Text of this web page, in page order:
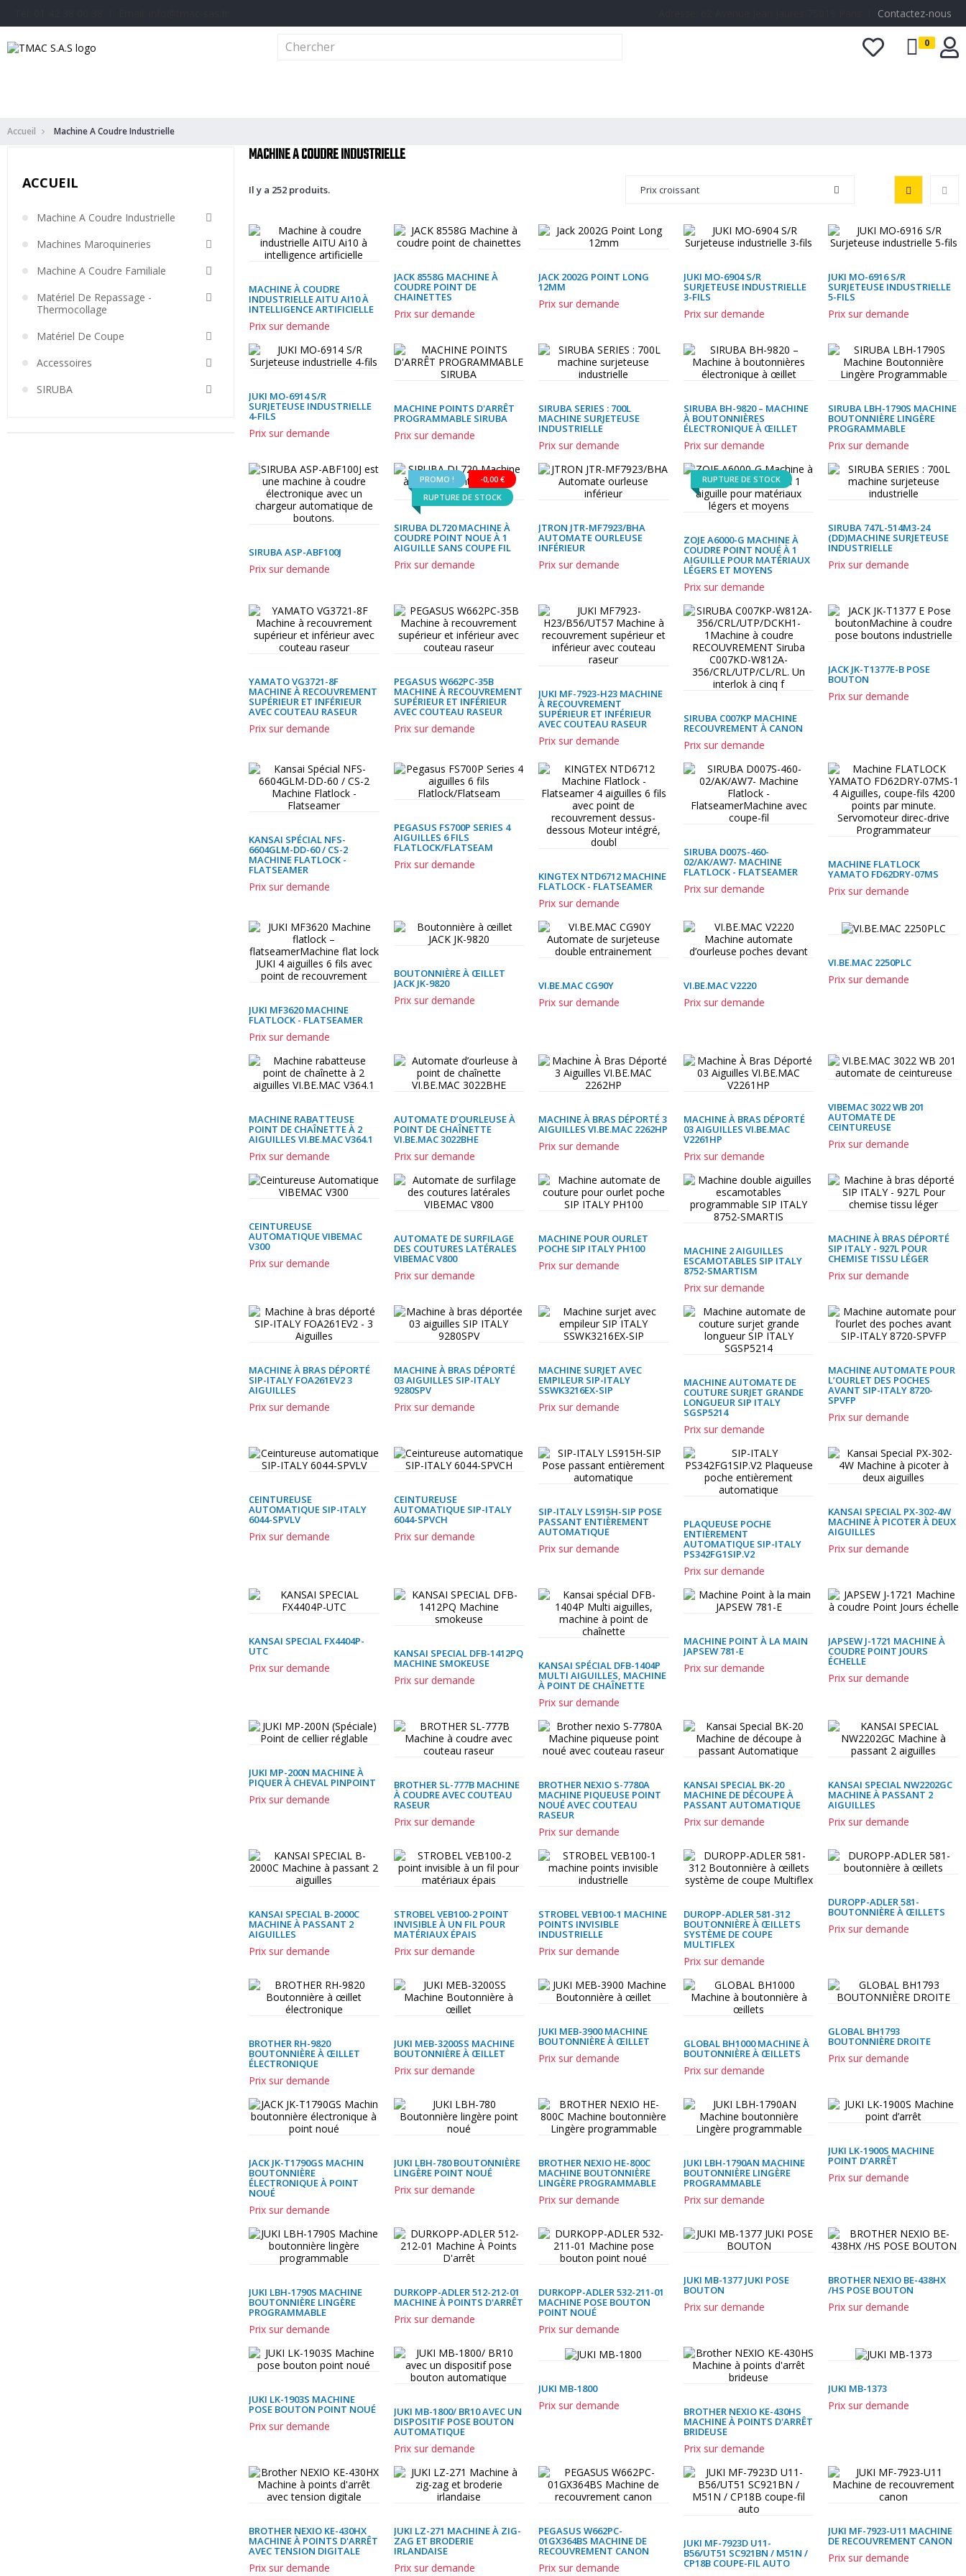
Contactez-nous
0
Accueil Machine A Coudre Industrielle
ACCUEIL
Machine A Coudre Industrielle
Machines Maroquineries
Machine A Coudre Familiale
Matériel De Repassage -
Thermocollage
Matériel De Coupe
Accessoires
SIRUBA
MACHINE A COUDRE INDUSTRIELLE
Il y a 252 produits. Prix croissant
MACHINE À COUDRE
INDUSTRIELLE AITU AI10 À
INTELLIGENCE ARTIFICIELLE
Prix sur demande
JACK 8558G MACHINE À
COUDRE POINT DE
CHAINETTES
Prix sur demande
JACK 2002G POINT LONG
12MM
Prix sur demande
JUKI MO-6904 S/R
SURJETEUSE INDUSTRIELLE
3-FILS
Prix sur demande
JUKI MO-6916 S/R
SURJETEUSE INDUSTRIELLE
5-FILS
Prix sur demande
JUKI MO-6914 S/R
SURJETEUSE INDUSTRIELLE
4-FILS
Prix sur demande
MACHINE POINTS D'ARRÊT
PROGRAMMABLE SIRUBA
Prix sur demande
SIRUBA SERIES : 700L
MACHINE SURJETEUSE
INDUSTRIELLE
Prix sur demande
SIRUBA BH-9820 – MACHINE
À BOUTONNIÈRES
ÉLECTRONIQUE À ŒILLET
Prix sur demande
SIRUBA LBH-1790S MACHINE
BOUTONNIÈRE LINGÈRE
PROGRAMMABLE
Prix sur demande
SIRUBA ASP-ABF100J
Prix sur demande
PROMO !
-0,00 €
RUPTURE DE STOCK
SIRUBA DL720 MACHINE À
COUDRE POINT NOUE À 1
AIGUILLE SANS COUPE FIL
Prix sur demande
JTRON JTR-MF7923/BHA
AUTOMATE OURLEUSE
INFÉRIEUR
Prix sur demande
RUPTURE DE STOCK
ZOJE A6000-G MACHINE À
COUDRE POINT NOUÉ À 1
AIGUILLE POUR MATÉRIAUX
LÉGERS ET MOYENS
Prix sur demande
SIRUBA 747L-514M3-24
(DD)MACHINE SURJETEUSE
INDUSTRIELLE
Prix sur demande
YAMATO VG3721-8F
MACHINE À RECOUVREMENT
SUPÉRIEUR ET INFÉRIEUR
AVEC COUTEAU RASEUR
Prix sur demande
PEGASUS W662PC-35B
MACHINE À RECOUVREMENT
SUPÉRIEUR ET INFÉRIEUR
AVEC COUTEAU RASEUR
Prix sur demande
JUKI MF-7923-H23 MACHINE
À RECOUVREMENT
SUPÉRIEUR ET INFÉRIEUR
AVEC COUTEAU RASEUR
Prix sur demande
SIRUBA C007KP MACHINE
RECOUVREMENT À CANON
Prix sur demande
JACK JK-T1377E-B POSE
BOUTON
Prix sur demande
KANSAI SPÉCIAL NFS-
6604GLM-DD-60 / CS-2
MACHINE FLATLOCK -
FLATSEAMER
Prix sur demande
PEGASUS FS700P SERIES 4
AIGUILLES 6 FILS
FLATLOCK/FLATSEAM
Prix sur demande
KINGTEX NTD6712 MACHINE
FLATLOCK - FLATSEAMER
Prix sur demande
SIRUBA D007S-460-
02/AK/AW7- MACHINE
FLATLOCK - FLATSEAMER
Prix sur demande
MACHINE FLATLOCK
YAMATO FD62DRY-07MS
Prix sur demande
JUKI MF3620 MACHINE
FLATLOCK - FLATSEAMER
Prix sur demande
BOUTONNIÈRE À ŒILLET
JACK JK-9820
Prix sur demande
VI.BE.MAC CG90Y
Prix sur demande
VI.BE.MAC V2220
Prix sur demande
VI.BE.MAC 2250PLC
Prix sur demande
MACHINE RABATTEUSE
POINT DE CHAÎNETTE À 2
AIGUILLES VI.BE.MAC V364.1
Prix sur demande
AUTOMATE D’OURLEUSE À
POINT DE CHAÎNETTE
VI.BE.MAC 3022BHE
Prix sur demande
MACHINE À BRAS DÉPORTÉ 3
AIGUILLES VI.BE.MAC 2262HP
Prix sur demande
MACHINE À BRAS DÉPORTÉ
03 AIGUILLES VI.BE.MAC
V2261HP
Prix sur demande
VIBEMAC 3022 WB 201
AUTOMATE DE
CEINTUREUSE
Prix sur demande
CEINTUREUSE
AUTOMATIQUE VIBEMAC
V300
Prix sur demande
AUTOMATE DE SURFILAGE
DES COUTURES LATÉRALES
VIBEMAC V800
Prix sur demande
MACHINE POUR OURLET
POCHE SIP ITALY PH100
Prix sur demande
MACHINE 2 AIGUILLES
ESCAMOTABLES SIP ITALY
8752-SMARTISM
Prix sur demande
MACHINE À BRAS DÉPORTÉ
SIP ITALY - 927L POUR
CHEMISE TISSU LÉGER
Prix sur demande
MACHINE À BRAS DÉPORTÉ
SIP-ITALY FOA261EV2 3
AIGUILLES
Prix sur demande
MACHINE À BRAS DÉPORTÉ
03 AIGUILLES SIP-ITALY
9280SPV
Prix sur demande
MACHINE SURJET AVEC
EMPILEUR SIP-ITALY
SSWK3216EX-SIP
Prix sur demande
MACHINE AUTOMATE DE
COUTURE SURJET GRANDE
LONGUEUR SIP ITALY
SGSP5214
Prix sur demande
MACHINE AUTOMATE POUR
L’OURLET DES POCHES
AVANT SIP-ITALY 8720-
SPVFP
Prix sur demande
CEINTUREUSE
AUTOMATIQUE SIP-ITALY
6044-SPVLV
Prix sur demande
CEINTUREUSE
AUTOMATIQUE SIP-ITALY
6044-SPVCH
Prix sur demande
SIP-ITALY LS915H-SIP POSE
PASSANT ENTIÈREMENT
AUTOMATIQUE
Prix sur demande
PLAQUEUSE POCHE
ENTIÈREMENT
AUTOMATIQUE SIP-ITALY
PS342FG1SIP.V2
Prix sur demande
KANSAI SPECIAL PX-302-4W
MACHINE À PICOTER À DEUX
AIGUILLES
Prix sur demande
KANSAI SPECIAL FX4404P-
UTC
Prix sur demande
KANSAI SPECIAL DFB-1412PQ
MACHINE SMOKEUSE
Prix sur demande
KANSAI SPÉCIAL DFB-1404P
MULTI AIGUILLES, MACHINE
À POINT DE CHAÎNETTE
Prix sur demande
MACHINE POINT À LA MAIN
JAPSEW 781-E
Prix sur demande
JAPSEW J-1721 MACHINE À
COUDRE POINT JOURS
ÉCHELLE
Prix sur demande
JUKI MP-200N MACHINE À
PIQUER À CHEVAL PINPOINT
Prix sur demande
BROTHER SL-777B MACHINE
À COUDRE AVEC COUTEAU
RASEUR
Prix sur demande
BROTHER NEXIO S-7780A
MACHINE PIQUEUSE POINT
NOUÉ AVEC COUTEAU
RASEUR
Prix sur demande
KANSAI SPECIAL BK-20
MACHINE DE DÉCOUPE À
PASSANT AUTOMATIQUE
Prix sur demande
KANSAI SPECIAL NW2202GC
MACHINE À PASSANT 2
AIGUILLES
Prix sur demande
KANSAI SPECIAL B-2000C
MACHINE À PASSANT 2
AIGUILLES
Prix sur demande
STROBEL VEB100-2 POINT
INVISIBLE À UN FIL POUR
MATÉRIAUX ÉPAIS
Prix sur demande
STROBEL VEB100-1 MACHINE
POINTS INVISIBLE
INDUSTRIELLE
Prix sur demande
DUROPP-ADLER 581-312
BOUTONNIÈRE À ŒILLETS
SYSTÈME DE COUPE
MULTIFLEX
Prix sur demande
DUROPP-ADLER 581-
BOUTONNIÈRE À ŒILLETS
Prix sur demande
BROTHER RH-9820
BOUTONNIÈRE À ŒILLET
ÉLECTRONIQUE
Prix sur demande
JUKI MEB-3200SS MACHINE
BOUTONNIÈRE À ŒILLET
Prix sur demande
JUKI MEB-3900 MACHINE
BOUTONNIÈRE À ŒILLET
Prix sur demande
GLOBAL BH1000 MACHINE À
BOUTONNIÈRE À ŒILLETS
Prix sur demande
GLOBAL BH1793
BOUTONNIÈRE DROITE
Prix sur demande
JACK JK-T1790GS MACHIN
BOUTONNIÈRE
ÉLECTRONIQUE À POINT
NOUÉ
Prix sur demande
JUKI LBH-780 BOUTONNIÈRE
LINGÈRE POINT NOUÉ
Prix sur demande
BROTHER NEXIO HE-800C
MACHINE BOUTONNIÈRE
LINGÈRE PROGRAMMABLE
Prix sur demande
JUKI LBH-1790AN MACHINE
BOUTONNIÈRE LINGÈRE
PROGRAMMABLE
Prix sur demande
JUKI LK-1900S MACHINE
POINT D’ARRÊT
Prix sur demande
JUKI LBH-1790S MACHINE
BOUTONNIÈRE LINGÈRE
PROGRAMMABLE
Prix sur demande
DURKOPP-ADLER 512-212-01
MACHINE À POINTS D'ARRÊT
Prix sur demande
DURKOPP-ADLER 532-211-01
MACHINE POSE BOUTON
POINT NOUÉ
Prix sur demande
JUKI MB-1377 JUKI POSE
BOUTON
Prix sur demande
BROTHER NEXIO BE-438HX
/HS POSE BOUTON
Prix sur demande
JUKI LK-1903S MACHINE
POSE BOUTON POINT NOUÉ
Prix sur demande
JUKI MB-1800/ BR10 AVEC UN
DISPOSITIF POSE BOUTON
AUTOMATIQUE
Prix sur demande
JUKI MB-1800
Prix sur demande BROTHER NEXIO KE-430HS
MACHINE À POINTS D'ARRÊT
BRIDEUSE
Prix sur demande
JUKI MB-1373
Prix sur demande
BROTHER NEXIO KE-430HX
MACHINE À POINTS D'ARRÊT
AVEC TENSION DIGITALE
Prix sur demande
JUKI LZ-271 MACHINE À ZIG-
ZAG ET BRODERIE
IRLANDAISE
Prix sur demande
PEGASUS W662PC-
01GX364BS MACHINE DE
RECOUVREMENT CANON
Prix sur demande
JUKI MF-7923D U11-
B56/UT51 SC921BN / M51N /
CP18B COUPE-FIL AUTO
JUKI MF-7923-U11 MACHINE
DE RECOUVREMENT CANON
Prix sur demande